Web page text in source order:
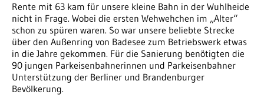
Rente mit 63 kam für unsere kleine Bahn in der Wuhlheide
nicht in Frage. Wobei die ersten Wehwehchen im „Alter“
schon zu spüren waren. So war unsere beliebte Strecke
über den Außenring von Badesee zum Betriebswerk etwas
in die Jahre gekommen. Für die Sanierung benötigten die
90 jungen Parkeisenbahnerinnen und Parkeisenbahner
Unterstützung der Berliner und Brandenburger
Bevölkerung.